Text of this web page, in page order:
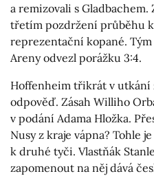
a remizovali s
třetím pozdržení průběhu
reprezentační kopané.
Areny odvezl porážku 3:4.
Hoffenheim třikrát v utkání
odpověď. Zásah Williho
v podání Adama Hložka.
Nusy z kraje vápna? Tohle
k druhé tyči. Vlastňák
zapomenout na něj dává